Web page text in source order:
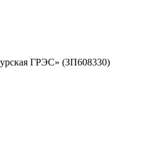
ГРЭС» (ЗП608330)